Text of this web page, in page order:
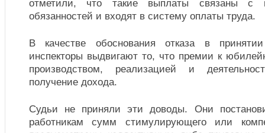
отметили, что такие выплаты связаны с
обязанностей и входят в систему оплаты труда.
В качестве обоснования отказа в
инспекторы выдвигают то, что премии к
производством, реализацией и
получение дохода.
Судьи не приняли эти доводы. Они
работникам сумм стимулирующего или